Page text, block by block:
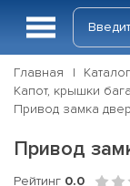
Главная Каталог
Капот, крышки
Привод замка
Привод
Рейтинг 0.0